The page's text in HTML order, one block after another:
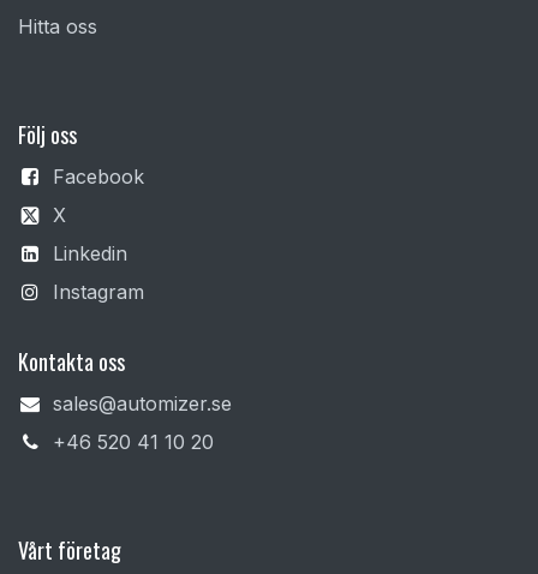
Hitta oss
Följ oss
Facebook
X
Linkedin
Instagram
Kontakta oss
sales@automizer.se
+4​6 520 41 10 20​
Vårt företag